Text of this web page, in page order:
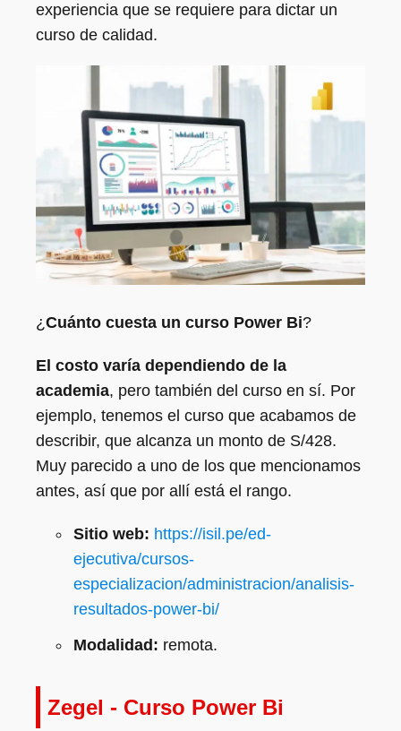
experiencia que se requiere para dictar un
curso de calidad.
¿Cuánto cuesta un curso Power Bi?
El costo varía dependiendo de la
academia, pero también del curso en sí. Por
ejemplo, tenemos el curso que acabamos de
describir, que alcanza un monto de S/428.
Muy parecido a uno de los que mencionamos
antes, así que por allí está el rango.
Sitio web: https://isil.pe/ed-
ejecutiva/cursos-
especializacion/administracion/analisis-
resultados-power-bi/
Modalidad: remota.
Zegel - Curso Power Bi